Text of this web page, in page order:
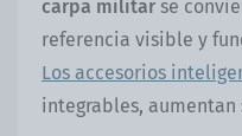
carpa militar se
referencia visible y
Los accesorios
integrables,